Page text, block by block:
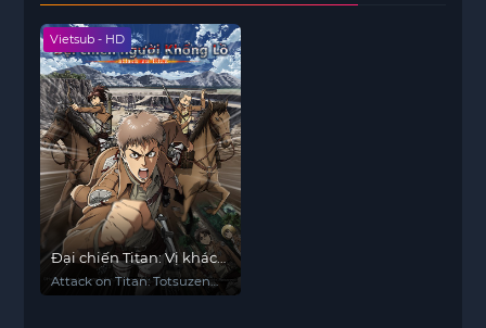
Vietsub - HD
Đại chiến Titan: Vị khách
bất ngờ
Attack on Titan: Totsuzen